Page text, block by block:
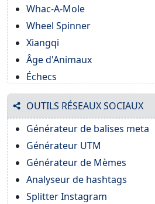
Whac-A-Mole
Wheel Spinner
Xiangqi
Âge d'Animaux
Échecs
OUTILS RÉSEAUX SOCIAUX
Générateur de balises meta
Générateur UTM
Générateur de Mèmes
Analyseur de hashtags
Splitter Instagram